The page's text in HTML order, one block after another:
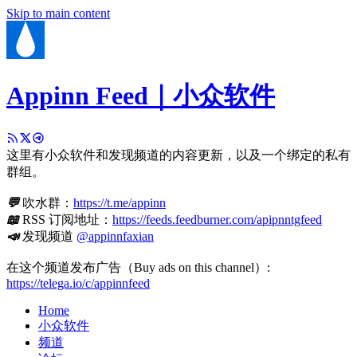
Skip to main content
Appinn Feed｜小众软件
这里有小众软件和发现频道的内容更新，以及一个绑定的私有
群组。
💬吹水群： https://t.me/appinn
📖RSS 订阅地址： https://feeds.feedburner.com/apipnntgfeed
📣发现频道 @appinnfaxian
在这个频道发布广告（Buy ads on this channel）:
https://telega.io/c/appinnfeed
Home
小众软件
频道